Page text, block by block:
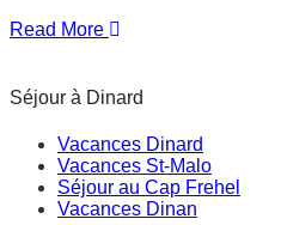
Read More
Séjour à Dinard
Vacances Dinard
Vacances St-Malo
Séjour au Cap Frehel
Vacances Dinan